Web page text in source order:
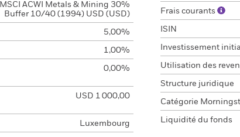
MSCI ACWI Metals & Mining 30%
Buffer 10/40 (1994) USD (USD)
5,00%
1,00%
0,00%
USD 1 000,00
Luxembourg
Frais courants
ISIN
Investissement
Utilisation des
Structure juridique
Catégorie
Liquidité du fonds